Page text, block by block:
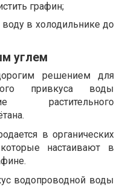
графин;
в холодильнике до
углем
решением для
привкуса воды
растительного
в органических
настаивают в
водопроводной воды